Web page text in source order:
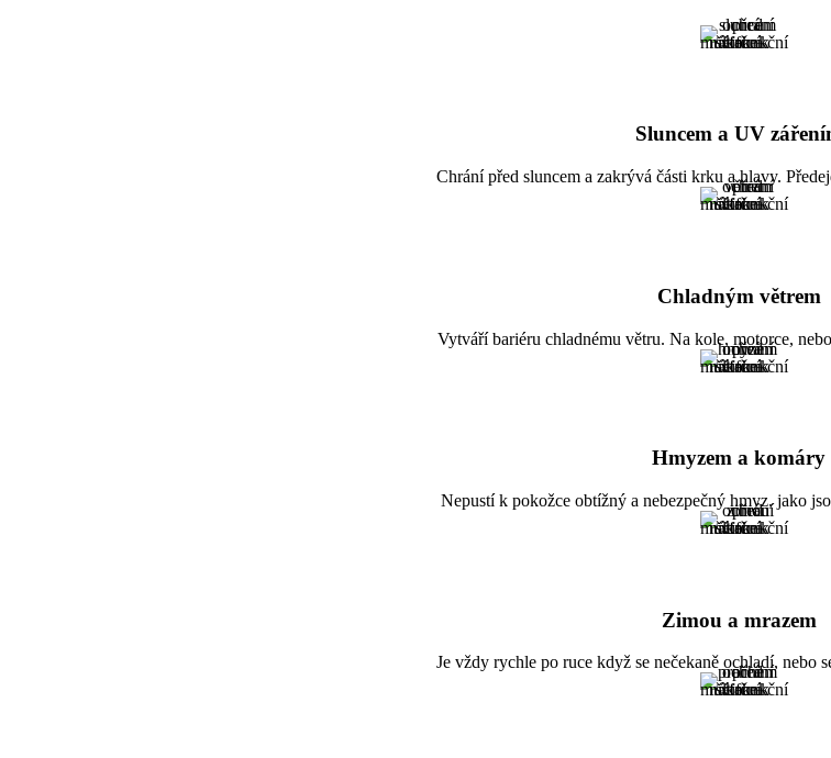
Sluncem a UV
Chrání před sluncem a zakrývá části krku a hlavy.
Chladným větrem
Vytváří bariéru chladnému větru. Na kole, motorce,
Hmyzem a komáry
Nepustí k pokožce obtížný a nebezpečný hmyz, jako
Zimou a mrazem
Je vždy rychle po ruce když se nečekaně ochladí, nebo